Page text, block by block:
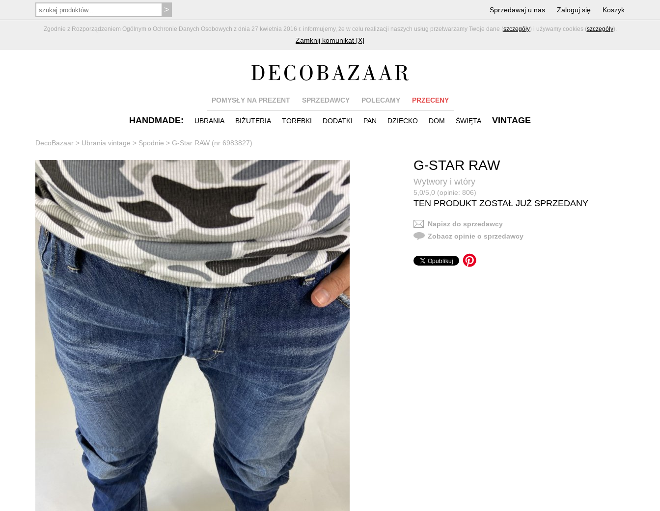
Zgodnie z Rozporządzeniem Ogólnym o Ochronie Danych Osobowych z dnia 27 kwietnia 2016 r. informujemy, że w celu realizacji naszych usług przetwarzamy Twoje dane (szczegóły) i używamy cookies (szczegóły).
Zamknij komunikat [X]
Sprzedawaj u nas Zaloguj się Koszyk
POMYSŁY NA PREZENT SPRZEDAWCY POLECAMY PRZECENY
HANDMADE: UBRANIA BIŻUTERIA TOREBKI DODATKI PAN DZIECKO DOM ŚWIĘTA VINTAGE
DecoBazaar > Ubrania vintage > Spodnie > G-Star RAW (nr 6983827)
G-STAR RAW
Wytwory i wtóry
5,0/5,0 (opinie: 806)
TEN PRODUKT ZOSTAŁ JUŻ SPRZEDANY
Napisz do sprzedawcy
Zobacz opinie o sprzedawcy